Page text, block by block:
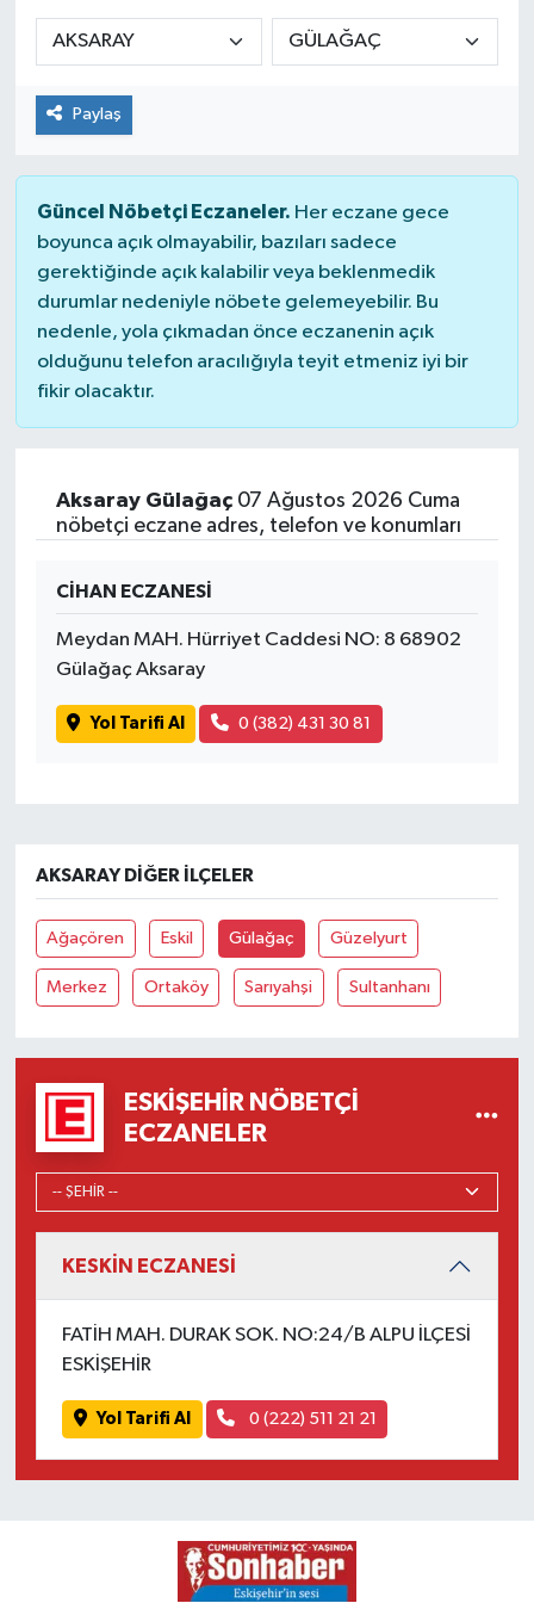
Paylaş
Güncel Nöbetçi Eczaneler. Her eczane gece
boyunca açık olmayabilir, bazıları sadece
gerektiğinde açık kalabilir veya beklenmedik
durumlar nedeniyle nöbete gelemeyebilir. Bu
nedenle, yola çıkmadan önce eczanenin açık
olduğunu telefon aracılığıyla teyit etmeniz iyi bir
fikir olacaktır.
Aksaray Gülağaç07 Ağustos 2026 Cuma
nöbetçi eczane adres, telefon ve konumları
CİHAN ECZANESİ
Meydan MAH. Hürriyet Caddesi NO: 8 68902
Gülağaç Aksaray
Yol Tarifi Al 0 (382) 431 30 81
AKSARAY DIĞER İLÇELER
Ağaçören Eskil Gülağaç Güzelyurt
Merkez Ortaköy Sarıyahşi Sultanhanı
ESKIŞEHIR NÖBETÇI
ECZANELER
KESKİN ECZANESİ
FATİH MAH. DURAK SOK. NO:24/B ALPU İLÇESİ
ESKİŞEHİR
Yol Tarifi Al 0 (222) 511 21 21
Siyaset
Spor